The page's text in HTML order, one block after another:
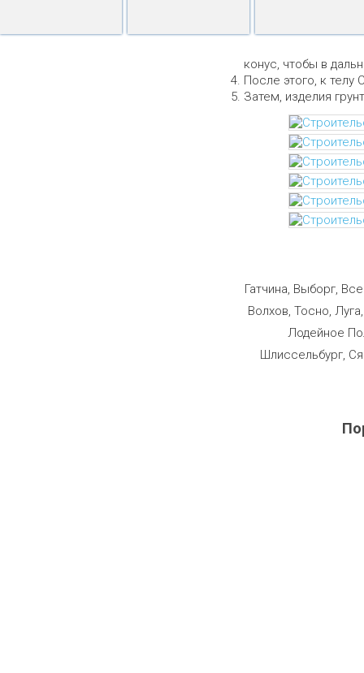
конус, чтобы в
После этого, к телу
Затем, изделия
Гатчина, Выборг,
Волхов, Тосно,
Лодейное
Шлиссельбург,